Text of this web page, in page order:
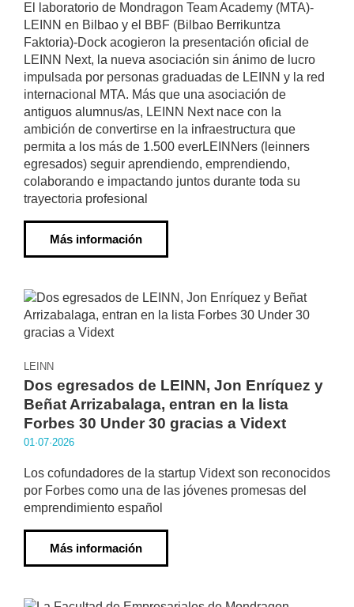
El laboratorio de Mondragon Team Academy (MTA)-
LEINN en Bilbao y el BBF (Bilbao Berrikuntza
Faktoria)-Dock acogieron la presentación oficial de
LEINN Next, la nueva asociación sin ánimo de lucro
impulsada por personas graduadas de LEINN y la red
internacional MTA. Más que una asociación de
antiguos alumnus/as, LEINN Next nace con la
ambición de convertirse en la infraestructura que
permita a los más de 1.500 everLEINNers (leinners
egresados) seguir aprendiendo, emprendiendo,
colaborando e impactando juntos durante toda su
trayectoria profesional
Más información
LEINN
Dos egresados de LEINN, Jon Enríquez y
Beñat Arrizabalaga, entran en la lista
Forbes 30 Under 30 gracias a Vidext
01·07·2026
Los cofundadores de la startup Vidext son reconocidos
por Forbes como una de las jóvenes promesas del
emprendimiento español
Más información